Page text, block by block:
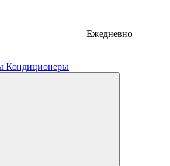
Ежедневно
Кондиционеры